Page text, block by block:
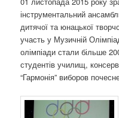
інструментальний
дитячої та юнацької
участь у Музичній
олімпіади стали більше
студентів училищ,
“Гармонія” виборов